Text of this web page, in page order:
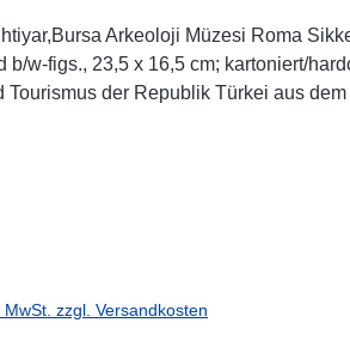
Arkeoloji Müzesi Roma
b/w-figs., 23,5 x 16,5 cm; kartoniert/
Tourismus der Republik Türkei aus
Preis:
MwSt. zzgl. Versandkosten